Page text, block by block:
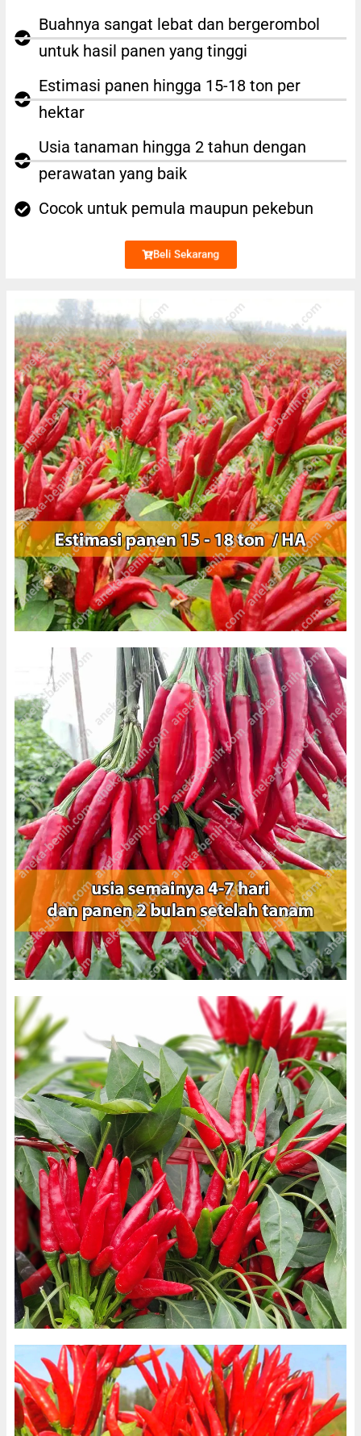
Buahnya sangat lebat dan bergerombol
untuk hasil panen yang tinggi
Estimasi panen hingga 15-18 ton per
hektar
Usia tanaman hingga 2 tahun dengan
perawatan yang baik
Cocok untuk pemula maupun pekebun
Beli Sekarang